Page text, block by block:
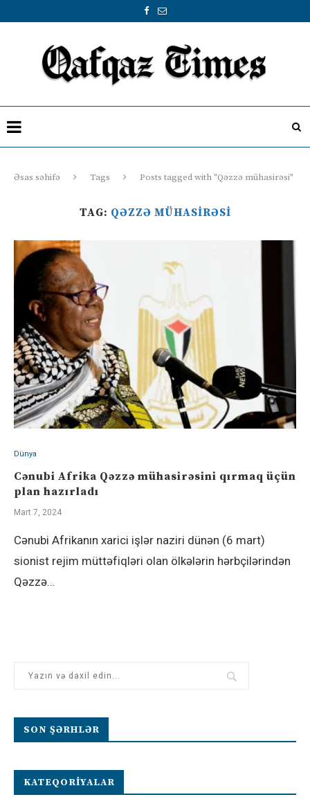
Əsas səhifə Tags Posts tagged with "Qəzzə mühasirəsi"
TAG: QƏZZƏ MÜHASIRƏSI
Dünya
Cənubi Afrika Qəzzə mühasirəsini qırmaq üçün
plan hazırladı
Mart 7, 2024
Cənubi Afrikanın xarici işlər naziri dünən (6 mart)
sionist rejim müttəfiqləri olan ölkələrin hərbçilərindən
Qəzzə…
SON ŞƏRHLƏR
KATEQORIYALAR